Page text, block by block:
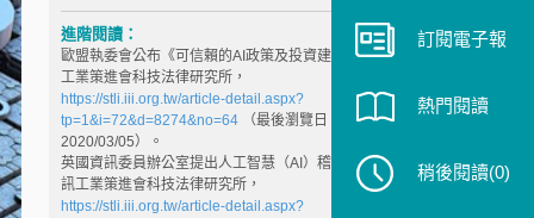
進階閱讀：
歐盟執委會公布《可信賴的AI政策及投資建議》，資訊
工業策進會科技法律研究所，
https://stli.iii.org.tw/article-detail.aspx?
tp=1&i=72&d=8274&no=64（最後瀏覽日：
2020/03/05）。
英國資訊委員辦公室提出人工智慧（AI）稽核框架，資
訊工業策進會科技法律研究所，
https://stli.iii.org.tw/article-detail.aspx?
訂閱電子報
熱門閱讀
稍後閱讀(0)